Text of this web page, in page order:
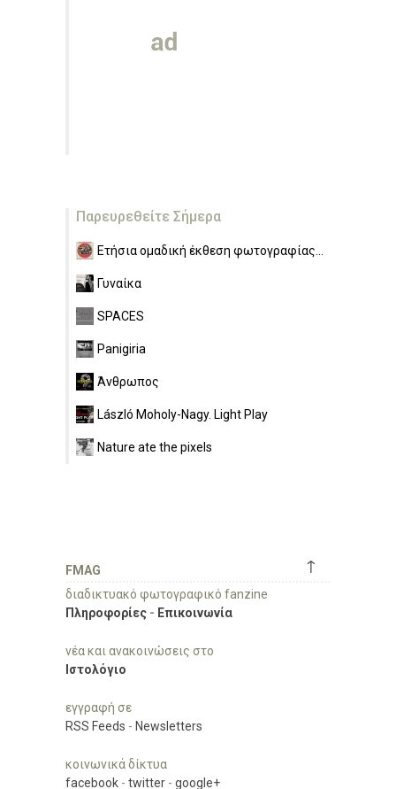
Παρευρεθείτε Σήμερα
Ετήσια ομαδική έκθεση φωτογραφίας...
Γυναίκα
SPACES
Panigiria
Άνθρωπος
László Moholy-Nagy. Light Play
Nature ate the pixels
↑
FMAG
διαδικτυακό φωτογραφικό fanzine
Πληροφορίες - Επικοινωνία
νέα και ανακοινώσεις στο
Ιστολόγιο
εγγραφή σε
RSS Feeds - Newsletters
κοινωνικά δίκτυα
facebook - twitter - google+